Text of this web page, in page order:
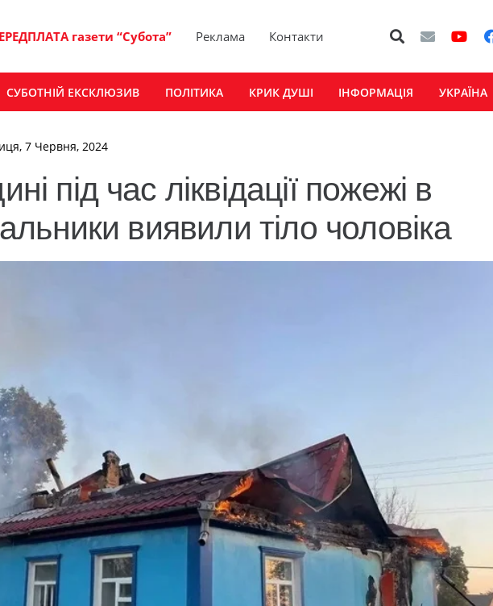
газети “Субота” Реклама Контакти
СУБОТНІЙ ЕКСКЛЮЗИВ ПОЛІТИКА КРИК ДУШІ ІНФОРМАЦІЯ УКРАЇНА
7 Червня, 2024
під час ліквідації пожежі в
виявили тіло чоловіка